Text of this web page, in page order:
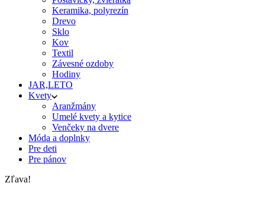
Keramika, polyrezín
Drevo
Sklo
Kov
Textil
Závesné ozdoby
Hodiny
JAR,LETO
Kvety
Aranžmány
Umelé kvety a kytice
Venčeky na dvere
Móda a doplnky
Pre deti
Pre pánov
Zľava!